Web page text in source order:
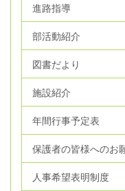
進路指導
部活動紹介
図書だより
施設紹介
年間行事予定表
保護者の皆様へのお
人事希望表明制度